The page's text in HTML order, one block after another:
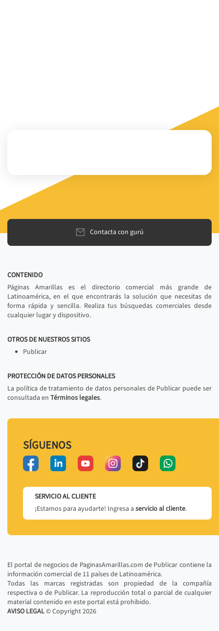
Contacta con gurú
CONTENIDO
Páginas Amarillas es el directorio comercial más grande de
Latinoamérica, en el que encontrarás la solución que necesitas de
forma rápida y sencilla. Realiza tus búsquedas comerciales desde
cualquier lugar y dispositivo.
OTROS DE NUESTROS SITIOS
Publicar
PROTECCIÓN DE DATOS PERSONALES
La política de tratamiento de datos personales de Publicar puede ser
consultada en Términos legales.
SÍGUENOS
SERVICIO AL CLIENTE
¡Estamos para ayudarte! Ingresa a servicio al cliente.
El portal de negocios de PaginasAmarillas.com de Publicar contiene la
información comercial de 11 países de Latinoamérica.
Todas las marcas registradas son propiedad de la compañía
respectiva o de Publicar. La reproducción total o parcial de cualquier
material contenido en este portal está prohibido.
AVISO LEGAL© Copyright2026